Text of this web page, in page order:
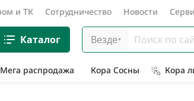
и ТК Сотрудничество Новости
Каталог Везде
распродажа Кора Сосны Кора